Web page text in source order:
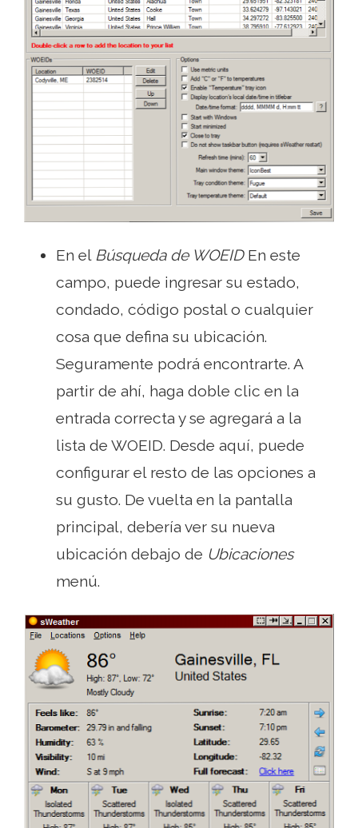
En el Búsqueda de WOEIDEn este
campo, puede ingresar su estado,
condado, código postal o cualquier
cosa que defina su ubicación.
Seguramente podrá encontrarte. A
partir de ahí, haga doble clic en la
entrada correcta y se agregará a la
lista de WOEID. Desde aquí, puede
configurar el resto de las opciones a
su gusto. De vuelta en la pantalla
principal, debería ver su nueva
ubicación debajo de Ubicaciones
menú.